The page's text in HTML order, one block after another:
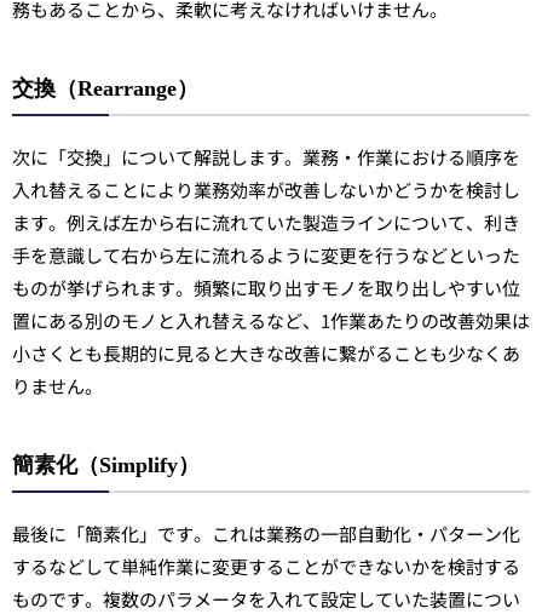
務もあることから、柔軟に考えなければいけません。
交換（Rearrange）
次に「交換」について解説します。業務・作業における順序を
入れ替えることにより業務効率が改善しないかどうかを検討し
ます。例えば左から右に流れていた製造ラインについて、利き
手を意識して右から左に流れるように変更を行うなどといった
ものが挙げられます。頻繁に取り出すモノを取り出しやすい位
置にある別のモノと入れ替えるなど、1作業あたりの改善効果は
小さくとも長期的に見ると大きな改善に繋がることも少なくあ
りません。
簡素化（Simplify）
最後に「簡素化」です。これは業務の一部自動化・パターン化
するなどして単純作業に変更することができないかを検討する
ものです。複数のパラメータを入れて設定していた装置につい